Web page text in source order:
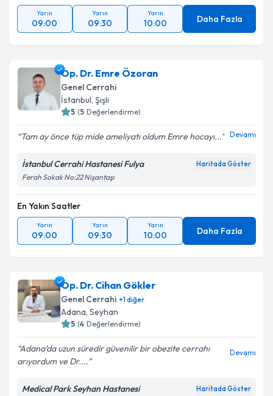
Yarın
09:00
Yarın
09:30
Yarın
10:00 Daha Fazla
Op. Dr. Emre Özoran
Genel Cerrahi
İstanbul, Şişli
5 (5 Değerlendirme)
Tam ay önce tüp mide ameliyatı oldum Emre hocayı... Devamı
İstanbul Cerrahi Hastanesi Fulya Haritada Göster
Ferah Sokak No:22 Nişantaşı
En Yakın Saatler
Yarın
09:00
Yarın
09:30
Yarın
10:00 Daha Fazla
Op. Dr. Cihan Gökler
Genel Cerrahi +1diğer
Adana, Seyhan
5 (4 Değerlendirme)
Adana’da uzun süredir güvenilir bir obezite cerrahı
arıyordum ve Dr....
Devamı
Medical Park Seyhan Hastanesi Haritada Göster